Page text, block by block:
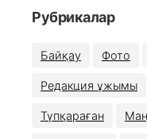
Рубрикалар
Байқау Фото
Редакция ұжымы
Түпқараған